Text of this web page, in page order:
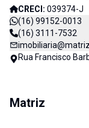
CRECI: 039374-J
(16) 99152-0013
(16) 3111-7532
Rua Francisco
Matriz